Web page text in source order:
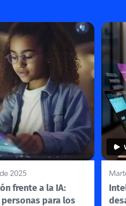
2025
frente a la IA:
para los